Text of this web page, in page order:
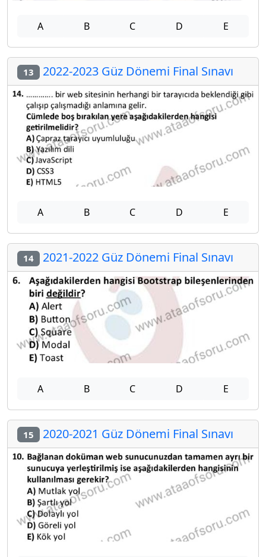
A B C D E
13 2022-2023 Güz Dönemi Final Sınavı
A B C D E
14 2021-2022 Güz Dönemi Final Sınavı
A B C D E
15 2020-2021 Güz Dönemi Final Sınavı